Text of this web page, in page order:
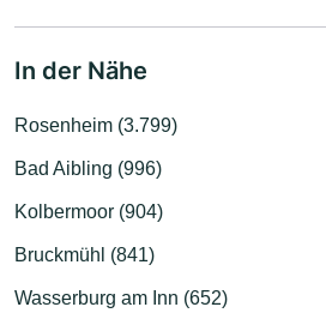
In der Nähe
Rosenheim (3.799)
Bad Aibling (996)
Kolbermoor (904)
Bruckmühl (841)
Wasserburg am Inn (652)